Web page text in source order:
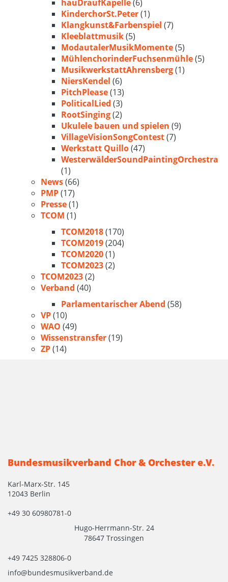
hauDraufKapelle(6)
KinderchorSt.Peter(1)
Klangkunst&Farbenspiel (7)
Kleeblattmusik(5)
ModautalerMusikMomente(5)
MühlenchorinderFuchsenmühle(5)
MusikwerkstattAhrensberg(1)
NiersKendel (6)
PitchPlease(13)
PoliticalLied (3)
RootSinging(2)
Ukulele bauen und spielen (9)
VillageVisionSongContest(7)
Werkstatt Quillo(47)
WesterwälderSoundPaintingOrchestra
(1)
News(66)
PMP(17)
Presse(1)
TCOM (1)
TCOM2018(170)
TCOM2019(204)
TCOM2020(1)
TCOM2023(2)
TCOM2023(2)
Verband (40)
Parlamentarischer Abend (58)
VP(10)
WAO (49)
Wissenstransfer(19)
ZP(14)
Bundesmusikverband Chor & Orchester e.V.
Karl-Marx-Str. 145
12043 Berlin
+49 30 60980781-0
Hugo-Herrmann-Str. 24
78647 Trossingen
+49 7425 328806-0
info@bundesmusikverband.de